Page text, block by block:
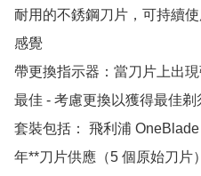
耐用的不銹鋼刀片，可持續
感覺
帶更換指示器：當刀片上出
最佳 - 考慮更換以獲得最佳剃
套裝包括： 飛利浦
年**刀片供應（5 個原始刀片）